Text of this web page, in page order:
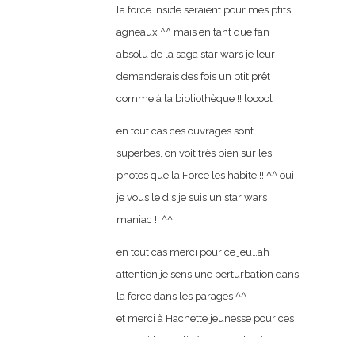
la force inside seraient pour mes ptits
agneaux ^^ mais en tant que fan
absolu de la saga star wars je leur
demanderais des fois un ptit prêt
comme à la bibliothèque !! looool
en tout cas ces ouvrages sont
superbes, on voit très bien sur les
photos que la Force les habite !! ^^ oui
je vous le dis je suis un star wars
maniac !! ^^
en tout cas merci pour ce jeu…ah
attention je sens une perturbation dans
la force dans les parages ^^
et merci à Hachette jeunesse pour ces